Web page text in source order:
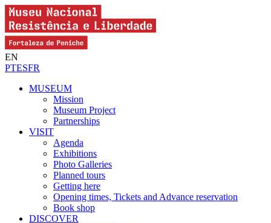
EN
PTESFR
MUSEUM
Mission
Museum Project
Partnerships
VISIT
Agenda
Exhibitions
Photo Galleries
Planned tours
Getting here
Opening times, Tickets and Advance reservation
Book shop
DISCOVER